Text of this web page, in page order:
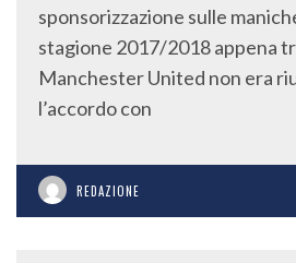
sponsorizzazione sulle
stagione 2017/2018 appena
Manchester United non era
l’accordo con
REDAZIONE